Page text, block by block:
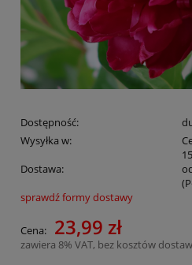
Dostępność:
Wysyłka w:
Dostawa:
Cena nie zawiera ewentualnych
sprawdź formy dostawy
Cena: 23,99 zł
zawiera 8% VAT, bez kosztów